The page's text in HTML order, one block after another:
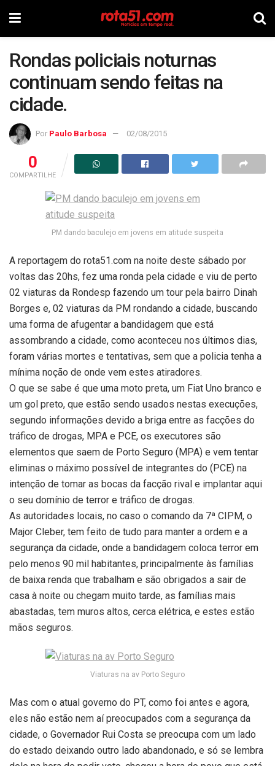
Rondas policiais noturnas
continuam sendo feitas na
cidade.
Por Paulo Barbosa 02/08/2015
0
COMPARTILHE
PM dando baculejo em jovens em atitude suspeita
A reportagem do rota51.com na noite deste sábado por
voltas das 20hs, fez uma ronda pela cidade e viu de perto
02 viaturas da Rondesp fazendo um tour pela bairro Dinah
Borges e, 02 viaturas da PM rondando a cidade, buscando
uma forma de afugentar a bandidagem que está
assombrando a cidade, como aconteceu nos últimos dias,
foram várias mortes e tentativas, sem que a policia tenha a
mínima noção de onde vem estes atiradores.
O que se sabe é que uma moto preta, um Fiat Uno branco e
um gol preto, que estão sendo usados nestas execuções,
segundo informações devido a briga entre as facções do
tráfico de drogas, MPA e PCE, os executores são
elementos que saem de Porto Seguro (MPA) e vem tentar
eliminas o máximo possível de integrantes do (PCE) na
intenção de tomar as bocas da facção rival e implantar aqui
o seu domínio de terror e tráfico de drogas.
As autoridades locais, no caso o comando da 7ª CIPM, o
Major Cleber, tem feito de tudo para manter a ordem e a
segurança da cidade, onde a bandidagem coloca terror em
pelo menos 90 mil habitantes, principalmente às famílias
de baixa renda que trabalham e são obrigados a sair de
casa à noite ou chegam muito tarde, as famílias mais
abastadas, tem muros altos, cerca elétrica, e estes estão
mãos seguros.
Viaturas na av Porto Seguro
Mas com o atual governo do PT, como foi antes e agora,
eles não estão nem aí preocupados com a segurança da
cidade, o Governador Rui Costa se preocupa com um lado
do estado deixando outro lado abandonado, e só se lembra